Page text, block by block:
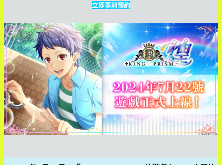
立即事前預約